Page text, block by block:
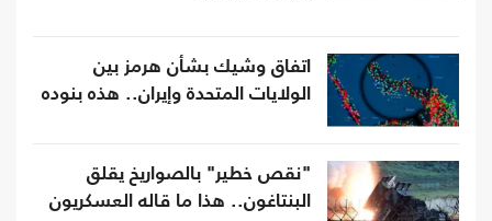
اتفاق وشيك بشأن هرمز بين
الولايات المتحدة وإيران.. هذه بنوده
"نقص خطير" بالصواريخ يقلق
البنتاغون.. هذا ما قاله العسكريون